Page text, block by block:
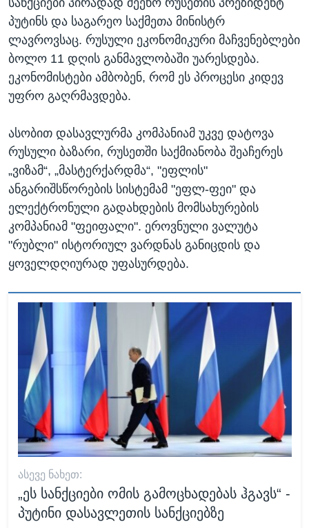
პუტინს და საგარეო საქმეთა მინისტრ
ლავროვსაც. რუსული ეკონომიკური მაჩვენებლები
ბოლო 11 დღის განმავლობაში უარესდება.
ეკონომისტები ამბობენ, რომ ეს პროცესი კიდევ
უფრო გაღრმავდება.
ასობით დასავლურმა კომპანიამ უკვე დატოვა
რუსული ბაზარი, რუსეთში საქმიანობა შეაჩერეს
„ვიზამ“, „მასტერქარდმა“, "ეფლის"
ანგარიშსწორების სისტემამ "ეფლ-ფეი" და
ელექტრონული გადახდების მომსახურების
კომპანიამ "ფეიფალი". ეროვნული ვალუტა
"რუბლი" ისტორიულ ვარდნას განიცდის და
ყოველდღიურად უფასურდება.
ᲐᲡᲔᲕᲔ ᲜᲐᲮᲔᲗ:
„ეს სანქციები ომის გამოცხადებას ჰგავს“ -
პუტინი დასავლეთის სანქციებზე